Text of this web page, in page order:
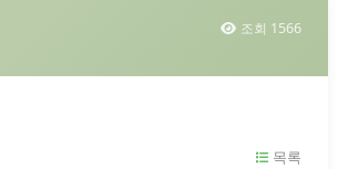
조회 1566
목록